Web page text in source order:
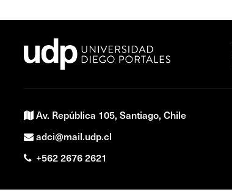
Av. República 105, Santiago, Chile
adci@mail.udp.cl
+562 2676 2621